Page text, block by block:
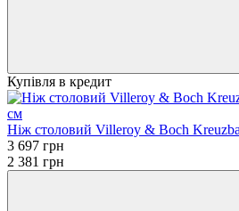
Купівля в кредит
Ніж столовий Villeroy & Boch
3 697 грн
2 381 грн